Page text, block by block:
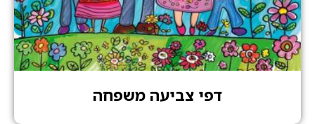
דפי צביעה משפחה